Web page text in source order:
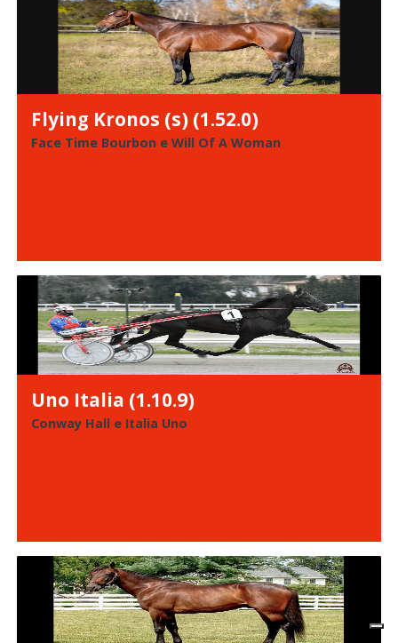
Flying Kronos (s) (1.52.0)
Face Time Bourbon e Will Of A Woman
Uno Italia (1.10.9)
Conway Hall e Italia Uno